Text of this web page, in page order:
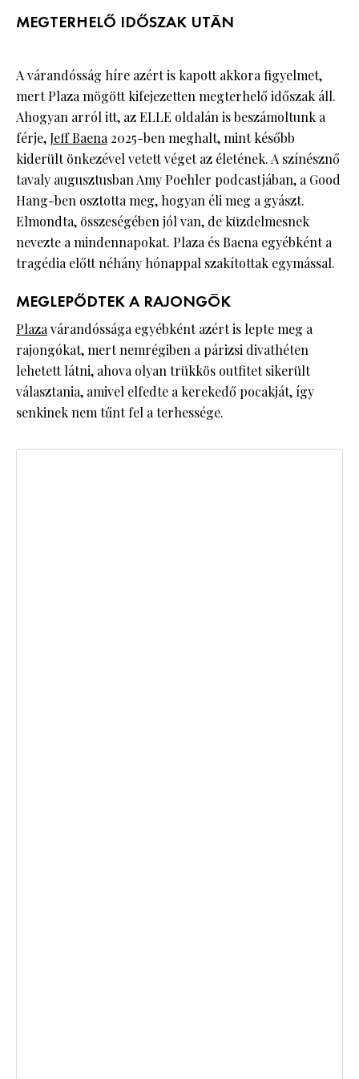
MEGTERHELŐ IDŐSZAK UTÁN
A várandósság híre azért is kapott akkora figyelmet,
mert Plaza mögött kifejezetten megterhelő időszak áll.
Ahogyan arról itt, az ELLE oldalán is beszámoltunk a
férje,Jeff Baena2025-ben meghalt, mint később
kiderült önkezével vetett véget az életének. A színésznő
tavaly augusztusban Amy Poehler podcastjában, a Good
Hang-ben osztotta meg, hogyan éli meg a gyászt.
Elmondta, összeségében jól van, de küzdelmesnek
nevezte a mindennapokat. Plaza és Baena egyébként a
tragédia előtt néhány hónappal szakítottak egymással.
MEGLEPŐDTEK A RAJONGÓK
Plazavárandóssága egyébként azért is lepte meg a
rajongókat, mert nemrégiben a párizsi divathéten
lehetett látni, ahova olyan trükkös outfitet sikerült
választania, amivel elfedte a kerekedő pocakját, így
senkinek nem tűnt fel a terhessége.